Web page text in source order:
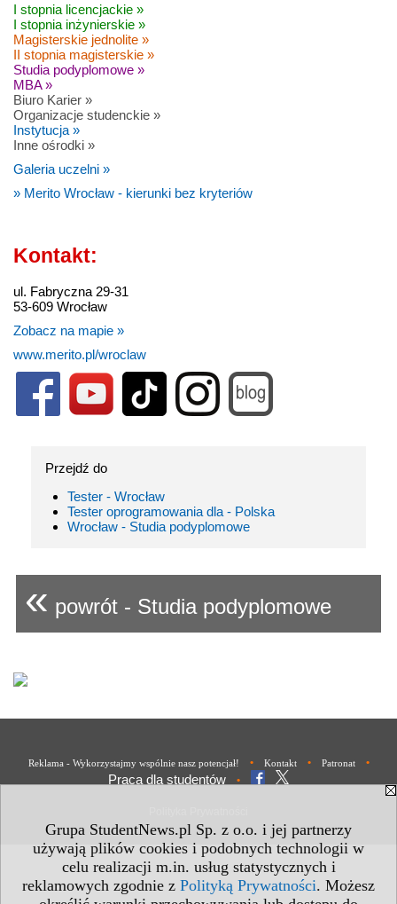
Grupa StudentNews.pl Sp. z o.o. i jej partnerzy
używają plików cookies i podobnych technologii w
celu realizacji m.in. usług statystycznych i
reklamowych zgodnie z Polityką Prywatności. Możesz
I stopnia licencjackie »
I stopnia inżynierskie »
Magisterskie jednolite »
II stopnia magisterskie »
Studia podyplomowe »
MBA »
Biuro Karier »
Organizacje studenckie »
Instytucja »
Inne ośrodki »
Galeria uczelni »
» Merito Wrocław - kierunki bez kryteriów
Kontakt:
ul. Fabryczna 29-31
53-609 Wrocław
Zobacz na mapie »
www.merito.pl/wroclaw
Przejdź do
Tester - Wrocław
Tester oprogramowania dla - Polska
Wrocław - Studia podyplomowe
« powrót - Studia podyplomowe
Reklama - Wykorzystajmy wspólnie nasz potencjał! • Kontakt • Patronat •
Praca dla studentów •